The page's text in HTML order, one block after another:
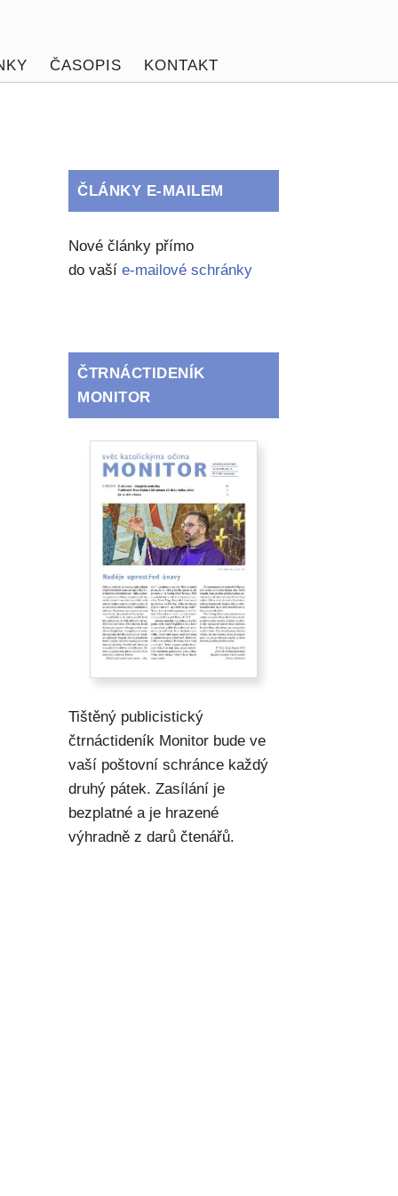
ČASOPIS KONTAKT
ČLÁNKY E-MAILEM
Nové články přímo
do vašíe-mailové schránky
ČTRNÁCTIDENÍK
MONITOR
Tištěný publicistický
čtrnáctideník Monitor bude ve
vaší poštovní schránce každý
druhý pátek. Zasílání je
bezplatné a je hrazené
výhradně z darů čtenářů.